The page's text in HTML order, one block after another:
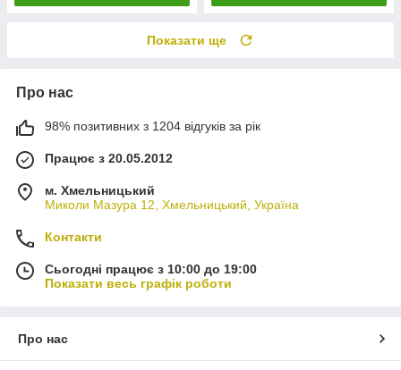
Показати ще
Про нас
98% позитивних з 1204 відгуків за рік
Працює з 20.05.2012
м. Хмельницький
Миколи Мазура 12, Хмельницький, Україна
Контакти
Сьогодні працює з 10:00 до 19:00
Показати весь графік роботи
Про нас